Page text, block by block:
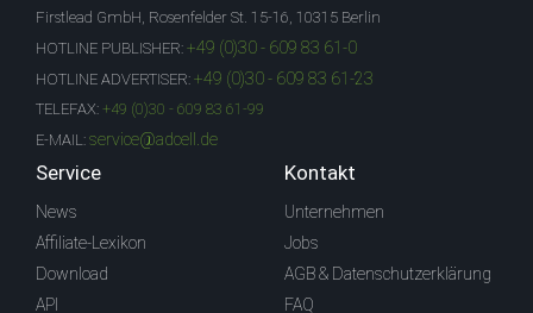
Firstlead GmbH, Rosenfelder St. 15-16, 10315 Berlin
HOTLINE PUBLISHER: +49 (0)30 - 609 83 61-0
HOTLINE ADVERTISER: +49 (0)30 - 609 83 61-23
TELEFAX: +49 (0)30 - 609 83 61-99
E-MAIL: service@adcell.de
Service
News
Affiliate-Lexikon
Download
API
Kontakt
Unternehmen
Jobs
AGB & Datenschutzerklärung
FAQ